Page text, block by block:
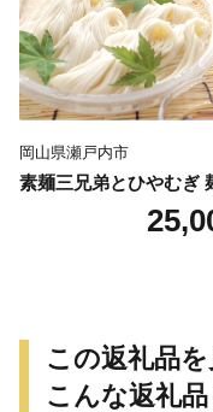
岡山県瀬戸内市
素麺三兄弟とひやむぎ
この返礼品
こんな返礼